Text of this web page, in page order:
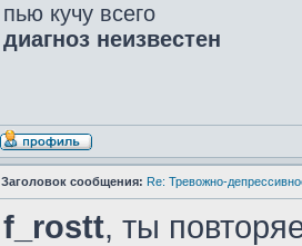
пью кучу всего
диагноз неизвестен
Заголовок сообщения: Re: Тревожно-
f_rostt, ты